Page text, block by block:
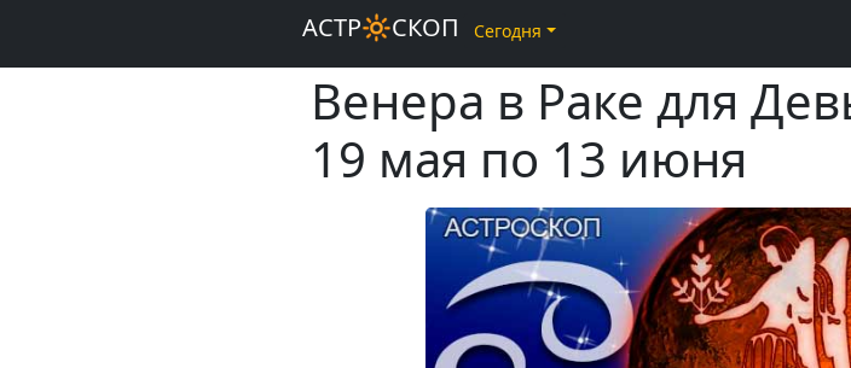
Венера в Раке для
19 мая по 13 июня
АСТР🔆СКОП Сегодня